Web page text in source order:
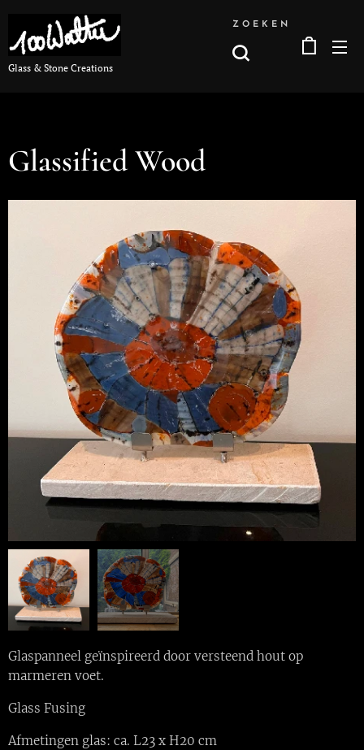
Glass & Stone Creations
ZOEKEN
Glassified Wood
Glaspanneel geïnspireerd door versteend hout op
marmeren voet.
Glass Fusing
Afmetingen glas: ca. L23 x H20 cm